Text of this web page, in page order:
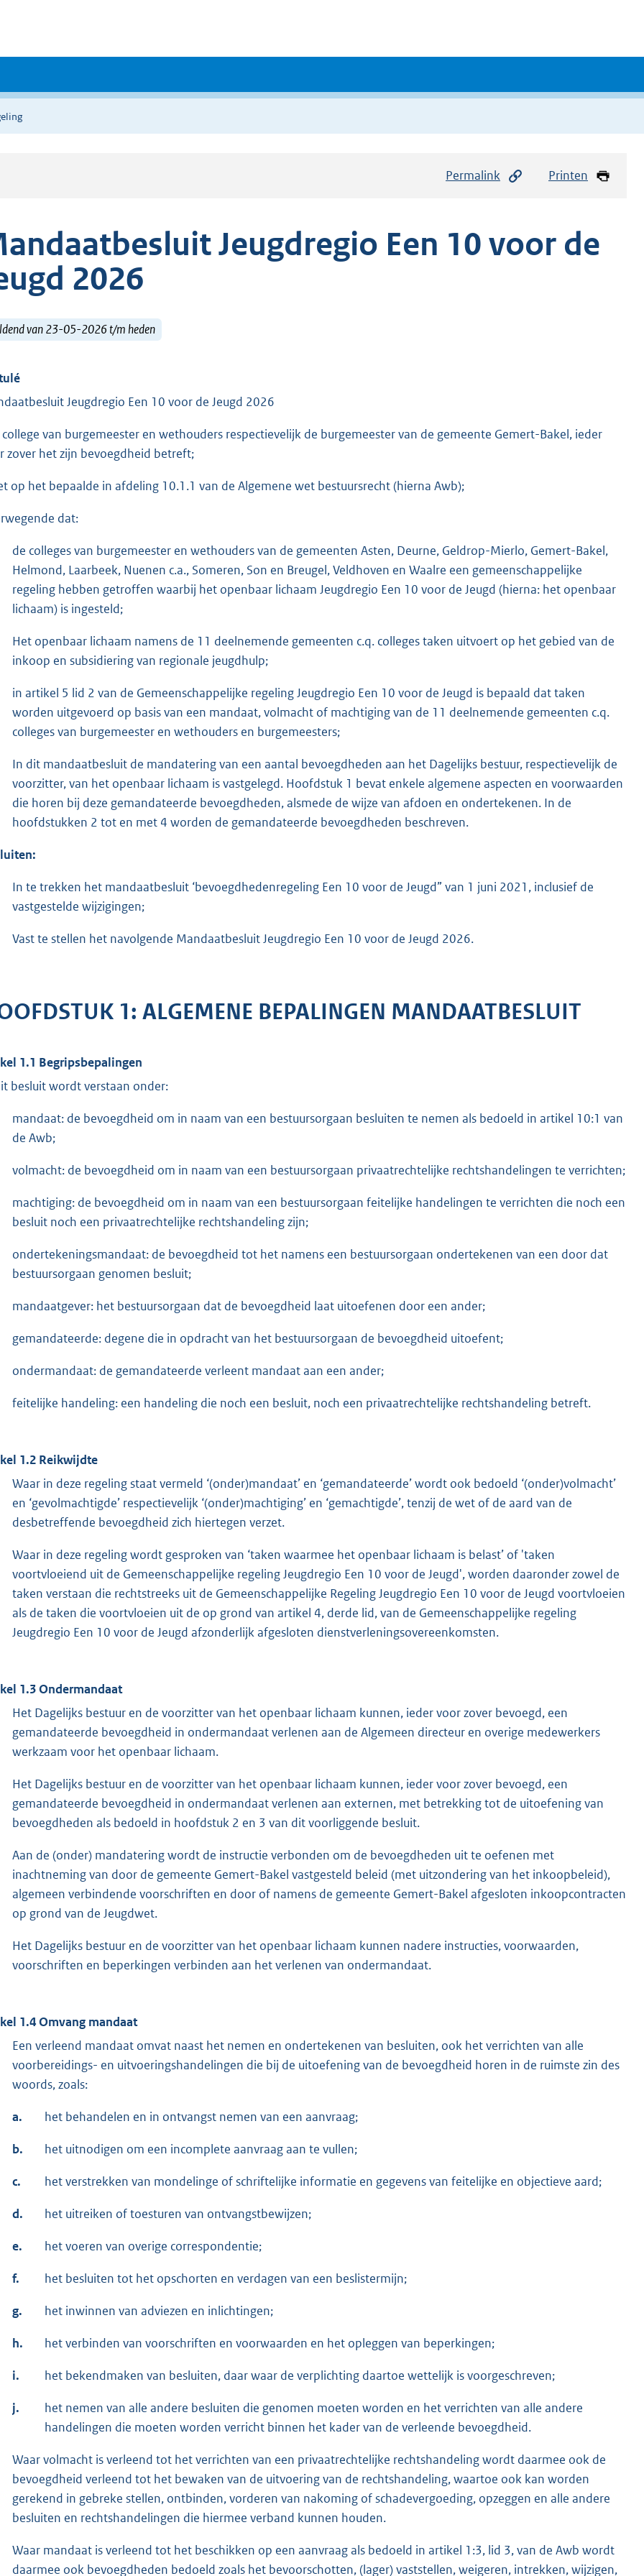
Permalink Printen
Jeugdregio Een 10 voor de
2026
van 23-05-2026 t/m heden
Jeugdregio Een 10 voor de Jeugd 2026
van burgemeester en wethouders respectievelijk de burgemeester van de gemeente Gemert-Bakel, ieder
zover het zijn bevoegdheid betreft;
op het bepaalde in afdeling 10.1.1 van de Algemene wet bestuursrecht (hierna Awb);
dat:
de colleges van burgemeester en wethouders van de gemeenten Asten, Deurne, Geldrop-Mierlo, Gemert-Bakel,
Helmond, Laarbeek, Nuenen c.a., Someren, Son en Breugel, Veldhoven en Waalre een gemeenschappelijke
regeling hebben getroffen waarbij het openbaar lichaam Jeugdregio Een 10 voor de Jeugd (hierna: het openbaar
lichaam) is ingesteld;
Het openbaar lichaam namens de 11 deelnemende gemeenten c.q. colleges taken uitvoert op het gebied van de
inkoop en subsidiering van regionale jeugdhulp;
in artikel 5 lid 2 van de Gemeenschappelijke regeling Jeugdregio Een 10 voor de Jeugd is bepaald dat taken
worden uitgevoerd op basis van een mandaat, volmacht of machtiging van de 11 deelnemende gemeenten c.q.
colleges van burgemeester en wethouders en burgemeesters;
In dit mandaatbesluit de mandatering van een aantal bevoegdheden aan het Dagelijks bestuur, respectievelijk de
voorzitter, van het openbaar lichaam is vastgelegd. Hoofdstuk 1 bevat enkele algemene aspecten en voorwaarden
die horen bij deze gemandateerde bevoegdheden, alsmede de wijze van afdoen en ondertekenen. In de
hoofdstukken 2 tot en met 4 worden de gemandateerde bevoegdheden beschreven.
In te trekken het mandaatbesluit ‘bevoegdhedenregeling Een 10 voor de Jeugd” van 1 juni 2021, inclusief de
vastgestelde wijzigingen;
Vast te stellen het navolgende Mandaatbesluit Jeugdregio Een 10 voor de Jeugd 2026.
1: ALGEMENE BEPALINGEN MANDAATBESLUIT
1.1 Begripsbepalingen
besluit wordt verstaan onder:
mandaat: de bevoegdheid om in naam van een bestuursorgaan besluiten te nemen als bedoeld in artikel 10:1 van
de Awb;
volmacht: de bevoegdheid om in naam van een bestuursorgaan privaatrechtelijke rechtshandelingen te verrichten;
machtiging: de bevoegdheid om in naam van een bestuursorgaan feitelijke handelingen te verrichten die noch een
besluit noch een privaatrechtelijke rechtshandeling zijn;
ondertekeningsmandaat: de bevoegdheid tot het namens een bestuursorgaan ondertekenen van een door dat
bestuursorgaan genomen besluit;
mandaatgever: het bestuursorgaan dat de bevoegdheid laat uitoefenen door een ander;
gemandateerde: degene die in opdracht van het bestuursorgaan de bevoegdheid uitoefent;
ondermandaat: de gemandateerde verleent mandaat aan een ander;
feitelijke handeling: een handeling die noch een besluit, noch een privaatrechtelijke rechtshandeling betreft.
1.2 Reikwijdte
Waar in deze regeling staat vermeld ‘(onder)mandaat’ en ‘gemandateerde’ wordt ook bedoeld ‘(onder)volmacht’
en ‘gevolmachtigde’ respectievelijk ‘(onder)machtiging’ en ‘gemachtigde’, tenzij de wet of de aard van de
desbetreffende bevoegdheid zich hiertegen verzet.
Waar in deze regeling wordt gesproken van ‘taken waarmee het openbaar lichaam is belast’ of 'taken
voortvloeiend uit de Gemeenschappelijke regeling Jeugdregio Een 10 voor de Jeugd', worden daaronder zowel de
taken verstaan die rechtstreeks uit de Gemeenschappelijke Regeling Jeugdregio Een 10 voor de Jeugd voortvloeien
als de taken die voortvloeien uit de op grond van artikel 4, derde lid, van de Gemeenschappelijke regeling
Jeugdregio Een 10 voor de Jeugd afzonderlijk afgesloten dienstverleningsovereenkomsten.
1.3 Ondermandaat
Het Dagelijks bestuur en de voorzitter van het openbaar lichaam kunnen, ieder voor zover bevoegd, een
gemandateerde bevoegdheid in ondermandaat verlenen aan de Algemeen directeur en overige medewerkers
werkzaam voor het openbaar lichaam.
Het Dagelijks bestuur en de voorzitter van het openbaar lichaam kunnen, ieder voor zover bevoegd, een
gemandateerde bevoegdheid in ondermandaat verlenen aan externen, met betrekking tot de uitoefening van
bevoegdheden als bedoeld in hoofdstuk 2 en 3 van dit voorliggende besluit.
Aan de (onder) mandatering wordt de instructie verbonden om de bevoegdheden uit te oefenen met
inachtneming van door de gemeente Gemert-Bakel vastgesteld beleid (met uitzondering van het inkoopbeleid),
algemeen verbindende voorschriften en door of namens de gemeente Gemert-Bakel afgesloten inkoopcontracten
op grond van de Jeugdwet.
Het Dagelijks bestuur en de voorzitter van het openbaar lichaam kunnen nadere instructies, voorwaarden,
voorschriften en beperkingen verbinden aan het verlenen van ondermandaat.
1.4 Omvang mandaat
Een verleend mandaat omvat naast het nemen en ondertekenen van besluiten, ook het verrichten van alle
voorbereidings- en uitvoeringshandelingen die bij de uitoefening van de bevoegdheid horen in de ruimste zin des
woords, zoals:
a. het behandelen en in ontvangst nemen van een aanvraag;
b. het uitnodigen om een incomplete aanvraag aan te vullen;
c. het verstrekken van mondelinge of schriftelijke informatie en gegevens van feitelijke en objectieve aard;
d. het uitreiken of toesturen van ontvangstbewijzen;
e. het voeren van overige correspondentie;
f. het besluiten tot het opschorten en verdagen van een beslistermijn;
g. het inwinnen van adviezen en inlichtingen;
h. het verbinden van voorschriften en voorwaarden en het opleggen van beperkingen;
i. het bekendmaken van besluiten, daar waar de verplichting daartoe wettelijk is voorgeschreven;
j.
het nemen van alle andere besluiten die genomen moeten worden en het verrichten van alle andere
handelingen die moeten worden verricht binnen het kader van de verleende bevoegdheid.
Waar volmacht is verleend tot het verrichten van een privaatrechtelijke rechtshandeling wordt daarmee ook de
bevoegdheid verleend tot het bewaken van de uitvoering van de rechtshandeling, waartoe ook kan worden
gerekend in gebreke stellen, ontbinden, vorderen van nakoming of schadevergoeding, opzeggen en alle andere
besluiten en rechtshandelingen die hiermee verband kunnen houden.
Waar mandaat is verleend tot het beschikken op een aanvraag als bedoeld in artikel 1:3, lid 3, van de Awb wordt
daarmee ook bevoegdheden bedoeld zoals het bevoorschotten, (lager) vaststellen, weigeren, intrekken, wijzigen,